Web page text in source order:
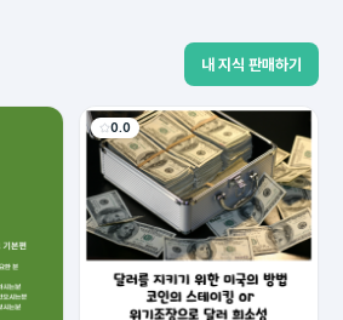
내 지식 판매하기
0.0